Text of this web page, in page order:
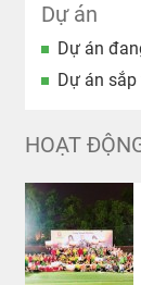
Dự án
Dự án
Dự án
HOẠT